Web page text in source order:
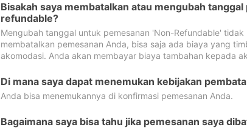
Bisakah saya membatalkan atau mengubah
refundable?
Mengubah tanggal untuk pemesanan 'Non-Refundable'
membatalkan pemesanan Anda, bisa saja ada biaya yang
akomodasi. Anda akan membayar biaya tambahan kepada
Di mana saya dapat menemukan kebijakan
Anda bisa menemukannya di konfirmasi pemesanan Anda.
Bagaimana saya bisa tahu jika pemesanan saya